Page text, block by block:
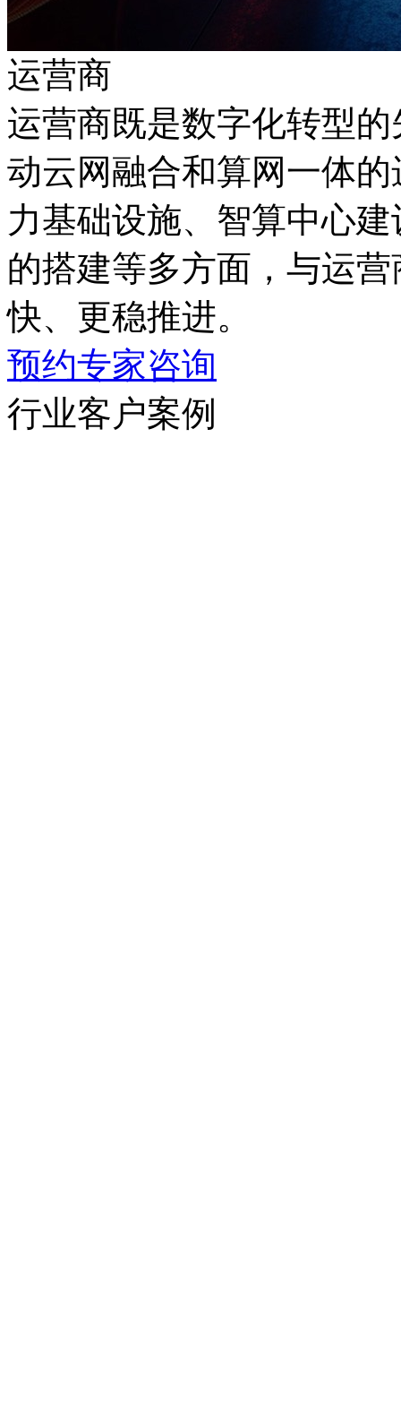
运营商
运营商既是数字化转型的
动云网融合和算网一体的
力基础设施、智算中心
的搭建等多方面，与运
快、更稳推进。
预约专家咨询
行业客户案例